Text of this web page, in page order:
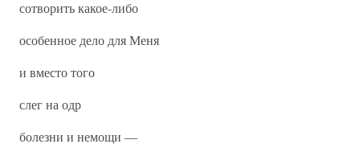
сотворить какое-либо
особенное дело для Меня
и вместо того
слег на одр
болезни и немощи —